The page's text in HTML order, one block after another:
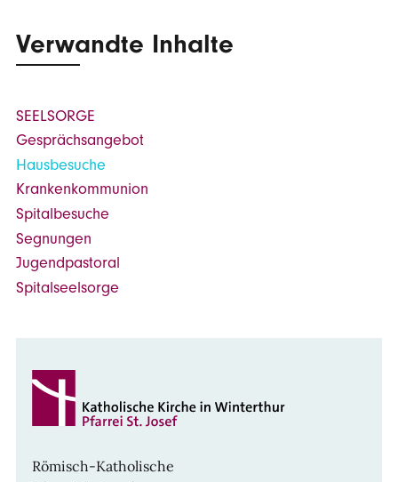
Verwandte Inhalte
SEELSORGE
Gesprächsangebot
Hausbesuche
Krankenkommunion
Spitalbesuche
Segnungen
Jugendpastoral
Spitalseelsorge
Römisch-Katholische